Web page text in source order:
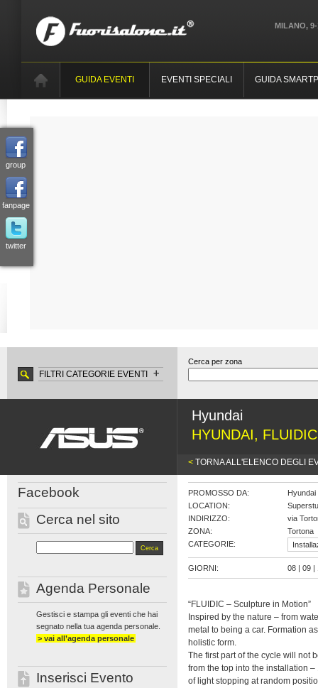
MILANO,
group
fanpage
twitter
GUIDA EVENTI EVENTI SPECIALI GUIDA
FILTRI CATEGORIE EVENTI
Cerca per zona
Hyundai
HYUNDAI,
< TORNA ALL'ELENCO DEGLI
Facebook
Cerca nel sito
Agenda Personale
Gestisci e stampa gli eventi che hai
segnato nella tua agenda personale.
> vai all’agenda personale
Inserisci Evento
PROMOSSO DA:
LOCATION:
INDIRIZZO:
ZONA:
CATEGORIE:
Hyundai
via
Tortona
GIORNI: 08 | 09 |
“FLUIDIC – Sculpture in Motion”
Inspired by the nature – from
metal to being a car. Formation
holistic form.
The first part of the cycle will not
from the top into the installation
of light stopping at random